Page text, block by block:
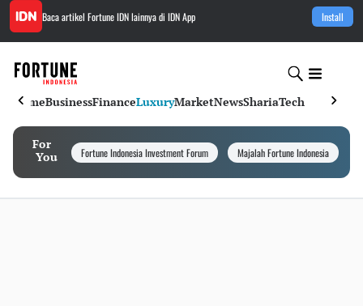
Baca artikel Fortune IDNlainnya di IDN App Install
HomeBusinessFinanceLuxuryMarketNewsShariaTech
For
You
Fortune Indonesia Investment Forum Majalah Fortune Indonesia